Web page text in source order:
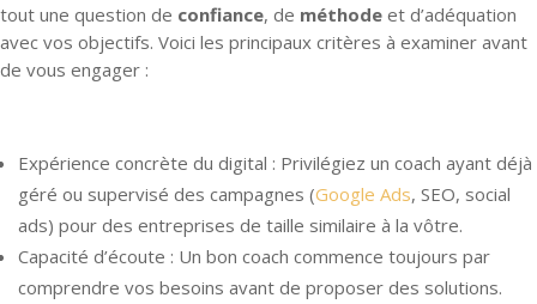
tout une question de confiance, de méthode et d’adéquation
avec vos objectifs. Voici les principaux critères à examiner avant
de vous engager :
Expérience concrète du digital : Privilégiez un coach ayant déjà
géré ou supervisé des campagnes (Google Ads, SEO, social
ads) pour des entreprises de taille similaire à la vôtre.
Capacité d’écoute : Un bon coach commence toujours par
comprendre vos besoins avant de proposer des solutions.